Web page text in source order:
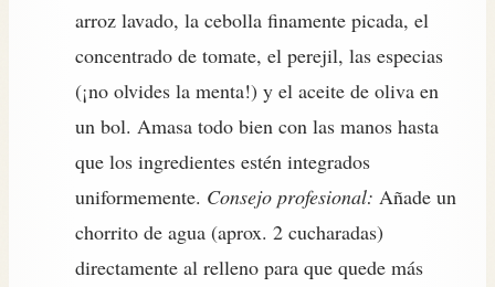
arroz lavado, la cebolla finamente picada, el
concentrado de tomate, el perejil, las especias
(¡no olvides la menta!) y el aceite de oliva en
un bol. Amasa todo bien con las manos hasta
que los ingredientes estén integrados
uniformemente. Consejo profesional: Añade un
chorrito de agua (aprox. 2 cucharadas)
directamente al relleno para que quede más